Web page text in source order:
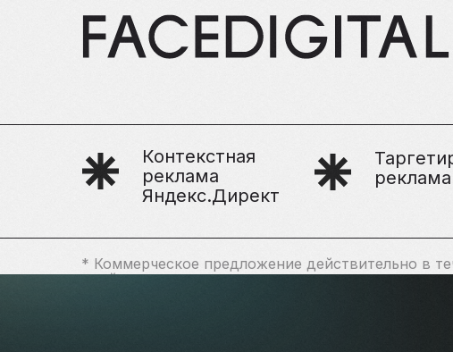
* Коммерческое предложение действительно в
дней
Контекстная
реклама
Яндекс.Директ